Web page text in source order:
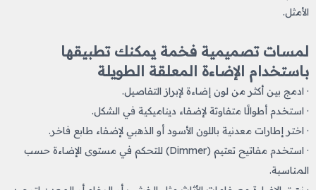
الأمثل.
لمسات تصميمية فخمة يمكنك تطبيقها
باستخدام الإضاءة المعلقة الطويلة
· ادمج بين أكثر من لون إضاءة لإبراز التفاصيل.
· استخدم أطوالًا متفاوتة لإضفاء ديناميكية في الشكل.
· اختر إطارات معدنية باللون الأسود أو الذهبي لإضفاء طابع فاخر.
· استخدم مفاتيح تعتيم (Dimmer) للتحكم في مستوى الإضاءة حسب
المناسبة.